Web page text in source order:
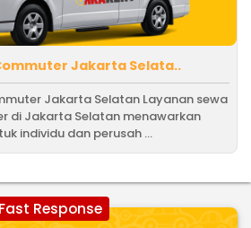
Jakarta Selata..
Jakarta Selatan Layanan sewa
di Jakarta Selatan menawarkan
individu dan perusah ...
Fast Response